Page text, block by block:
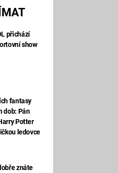
přichází
show
fantasy
dob: Pán
Potter
ledovce
znáte